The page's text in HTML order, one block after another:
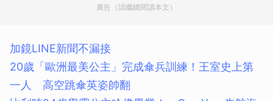
廣告（請繼續閱讀本文）
加鏡LINE新聞不漏接
20歲「歐洲最美公主」完成傘兵訓練！王室史上第
一人 高空跳傘英姿帥翻